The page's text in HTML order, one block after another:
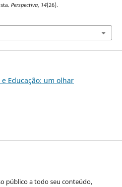
Perspectiva, 14(26).
Educação: um olhar
público a todo seu conteúdo,